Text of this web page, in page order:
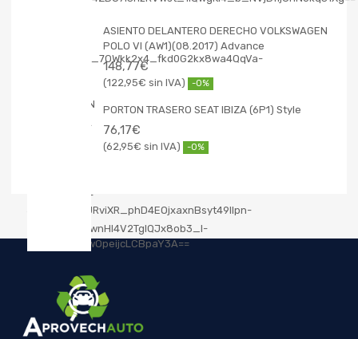
ASIENTO DELANTERO DERECHO VOLKSWAGEN
POLO VI (AW1)(08.2017) Advance
148,77€
122,95€ -0%
PORTON TRASERO SEAT IBIZA (6P1) Style
76,17€
62,95€ -0%